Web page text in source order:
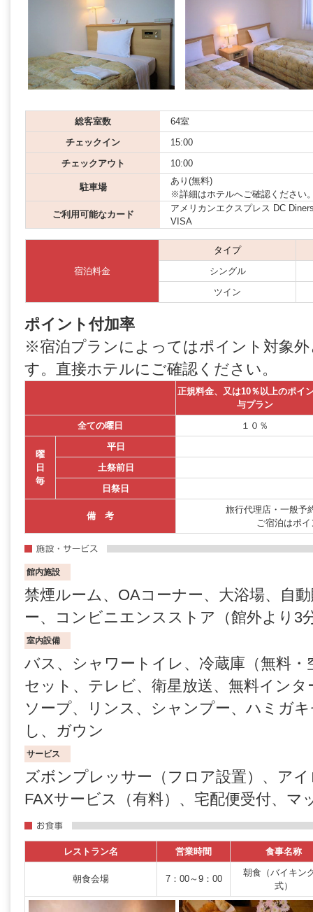
総客室数
64室
チェックイン
15:00
チェックアウト
10:00
駐車場
あり(無料)
※詳細はホテルへご確認ください
ご利用可能なカード
アメリカンエクスプレス DC
VISA
宿泊料金
タイプ
シングル
ツイン
ポイント付加率
※宿泊プランによってはポイント対象
す。直接ホテルにご確認ください。
正規料金、又は10％以上のポイ
与プラン
全ての曜日
１０％
曜
日
毎
平日
土祭前日
日祭日
備 考
旅行代理店・一般予
ご宿泊はポ
館内施設
禁煙ルーム、OAコーナー、大浴場、自
ー、コンビニエンスストア（館外より3
室内設備
バス、シャワートイレ、冷蔵庫（無料
セット、テレビ、衛星放送、無料イン
ソープ、リンス、シャンプー、ハミガ
し、ガウン
サービス
ズボンプレッサー（フロア設置）、ア
FAXサービス（有料）、宅配便受付、マ
レストラン名 営業時間 食事名称
朝食会場 7：00～9：00
朝食（バイキン
式）